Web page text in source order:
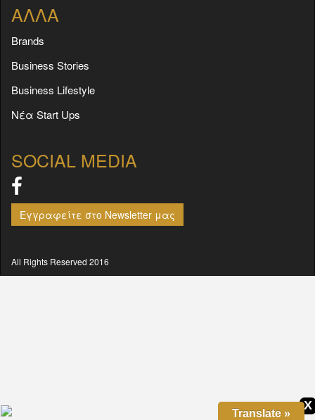
ΑΛΛΑ
Brands
Business Stories
Business Lifestyle
Νέα Start Ups
SOCIAL MEDIA
Εγγραφείτε στο Newsletter μας
All Rights Reserved 2016
X
Translate »